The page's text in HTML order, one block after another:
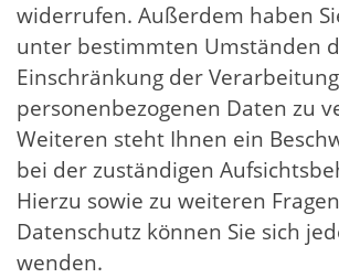
widerrufen. Außerdem haben
unter bestimmten Umständen
Einschränkung der
personenbezogenen Daten zu
Weiteren steht Ihnen ein
bei der zuständigen
Hierzu sowie zu weiteren
Datenschutz können Sie sich
wenden.